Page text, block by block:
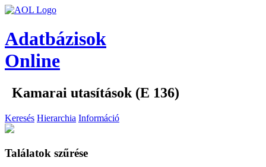
Adatbázisok
Online
Kamarai utasítások (E 136)
Keresés Hierarchia Információ
Találatok szűrése